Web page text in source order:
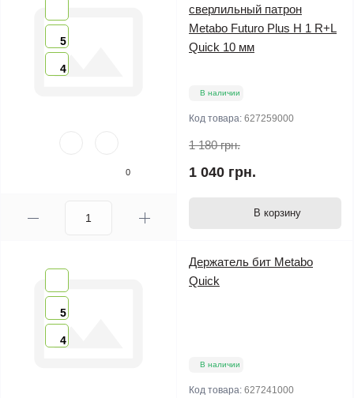
5
4
0
сверлильный патрон
Metabo Futuro Plus H 1 R+L
Quick 10 мм
В наличии
Код товара: 627259000
1 180 грн.
1 040 грн.
В корзину
5
4
Держатель бит Metabo
Quick
В наличии
Код товара: 627241000